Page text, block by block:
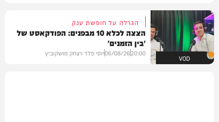
VOD
הגרלה על חופשת ענק
הצצה לכלא 10 מבפנים: הפודקאסט של
'בין הזמנים'
20:00
06/08/26יוסי פלד ויצחק מושקוביץ